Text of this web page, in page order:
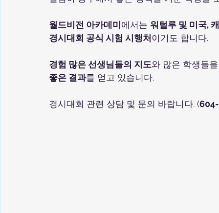
월드비전 아카데미 에서는 워털루 및 미국,
경시대회 공식 시험 시행처 이기도 합니다.
경험 많은 선생님들의 지도와 많은 학생들
좋은 결과를 얻고 있습니다.
경시대회 관련 상담 및 문의 바랍니다. (